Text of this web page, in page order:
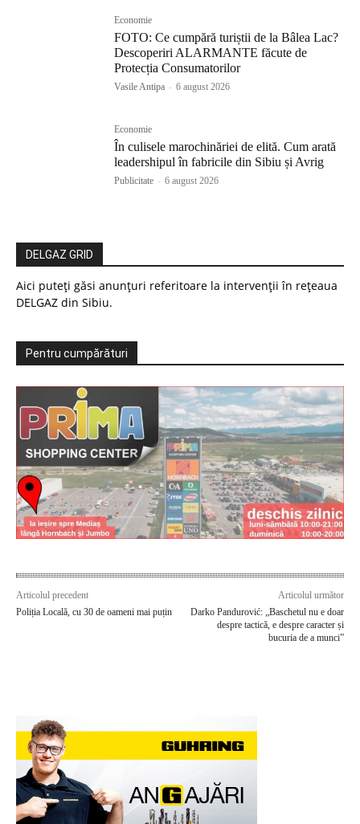
Economie
FOTO: Ce cumpără turiștii de la Bâlea Lac?
Descoperiri ALARMANTE făcute de
Protecția Consumatorilor
Vasile Antipa - 6 august 2026
Economie
În culisele marochinăriei de elită. Cum arată
leadershipul în fabricile din Sibiu și Avrig
Publicitate - 6 august 2026
DELGAZ GRID
Aici puteți găsi anunțuri referitoare la intervenții în rețeaua
DELGAZ din Sibiu.
Pentru cumpărături
Articolul precedent
Poliția Locală, cu 30 de oameni mai puțin
Articolul următor
Darko Pandurović: „Baschetul nu e doar
despre tactică, e despre caracter și
bucuria de a munci”